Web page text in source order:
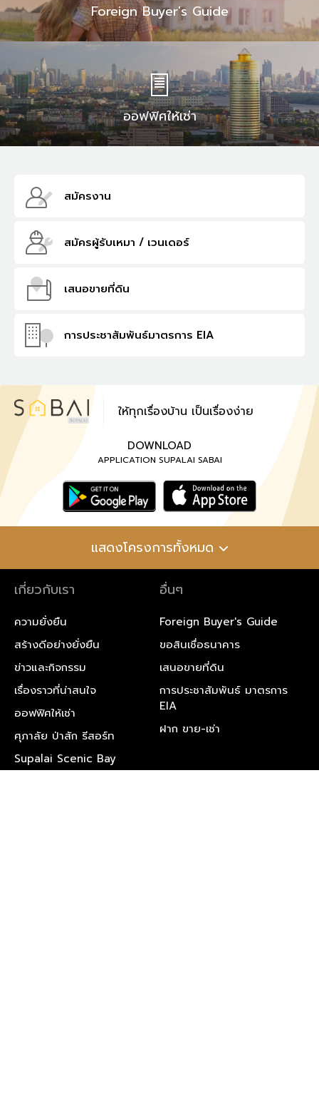
Foreign Buyer's Guide
ออฟฟิศให้เช่า
สมัครงาน
สมัครผู้รับเหมา / เวนเดอร์
เสนอขายที่ดิน
การประชาสัมพันธ์มาตรการ EIA
ให้ทุกเรื่องบ้าน เป็นเรื่องง่าย
DOWNLOAD
APPLICATION SUPALAI SABAI
แสดงโครงการทั้งหมด
เกี่ยวกับเรา
ความยั่งยืน
สร้างดีอย่างยั่งยืน
ข่าวและกิจกรรม
เรื่องราวที่น่าสนใจ
ออฟฟิศให้เช่า
ศุภาลัย ป่าสัก รีสอร์ท
Supalai Scenic Bay
Resort & Spa
อื่นๆ
Foreign Buyer's Guide
ขอสินเชื่อธนาคาร
เสนอขายที่ดิน
การประชาสัมพันธ์ มาตรการ
EIA
ฝาก ขาย-เช่า